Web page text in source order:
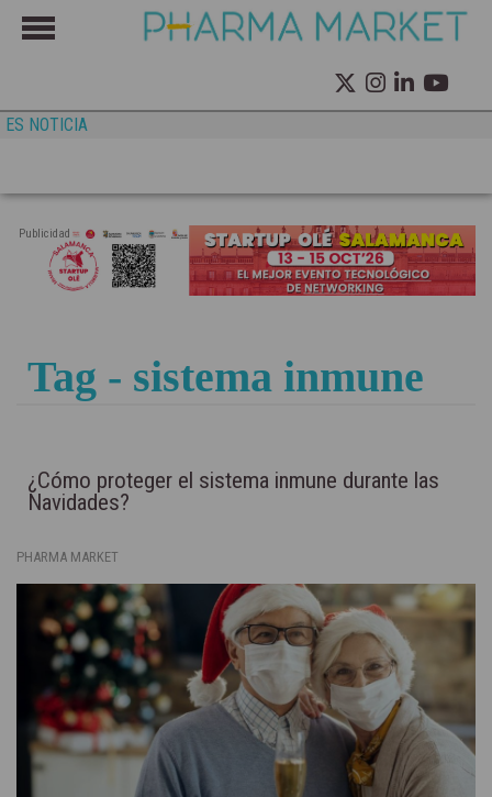
ES NOTICIA
Publicidad
Tag - sistema inmune
¿Cómo proteger el sistema inmune durante las
Navidades?
PHARMA MARKET